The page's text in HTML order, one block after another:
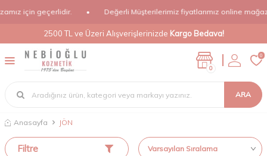
için geçerlidir. Değerli Müşterilerimiz fiyatlarımız online
2500 TL ve Üzeri Alışverişlerinizde Kargo Bedava!
ARA
0
0
Anasayfa JÖN
Filtre